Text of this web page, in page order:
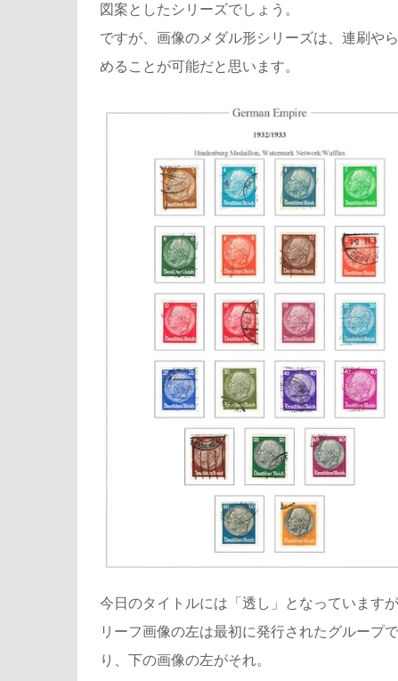
図案としたシリーズでしょう。
ですが、画像のメダル形シリーズは、連刷や
めることが可能だと思います。
今日のタイトルには「透し」となっています
リーフ画像の左は最初に発行されたグループ
り、下の画像の左がそれ。